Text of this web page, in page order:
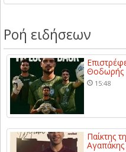
Ροή ειδήσεων
Θοδωρής
15:48
Παίκτης
Αγαπάκης